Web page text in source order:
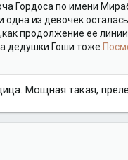
Гордоса по имени
одна из девочек
продолжение ее
дедушки Гоши тоже.
Мощная такая,